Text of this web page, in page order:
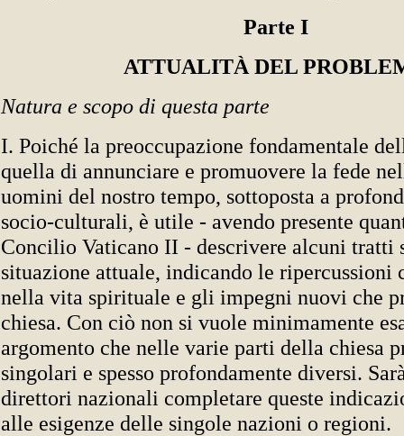
Parte I
ATTUALITÀ DEL
Natura e scopo di questa parte
I. Poiché la preoccupazione fondamentale
quella di annunciare e promuovere la fede
uomini del nostro tempo, sottoposta a
socio-culturali, è utile - avendo presente
Concilio Vaticano II - descrivere alcuni tratti
situazione attuale, indicando le ripercussioni
nella vita spirituale e gli impegni nuovi che
chiesa. Con ciò non si vuole minimamente
argomento che nelle varie parti della chiesa
singolari e spesso profondamente diversi.
direttori nazionali completare queste
alle esigenze delle singole nazioni o regioni.